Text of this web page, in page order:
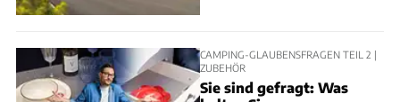
CAMPING-GLAUBENSFRAGEN TEIL 2 |
ZUBEHÖR
Sie sind gefragt: Was